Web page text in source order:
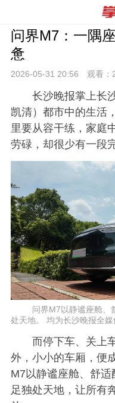
问界M7：一隅
惫
2026-05-31 20:56 观看：
长沙晚报掌上长
凯清）都市中的生活
里要从容干练，家庭
劳碌，却很少有一段
问界M7以静谧座舱、
处天地。 均为长沙晚报全
而停下车、关上
外，小小的车厢，便
M7以静谧座舱、舒
足独处天地，让所有